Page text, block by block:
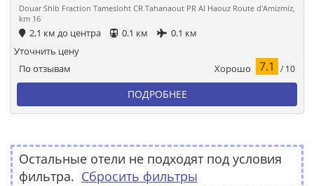
Douar Shib Fraction Tamesloht CR Tahanaout PR Al Haouz Route d'Amizmiz,
km 16
2.1 км до центра 0.1 км 0.1 км
По отзывам Хорошо 7.1 / 10
Уточнить цену
ПОДРОБНЕЕ
Остальные отели не подходят под условия
фильтра. Сбросить фильтры